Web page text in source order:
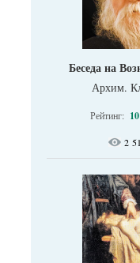
Беседа на
Архим.
Рейтинг: 10
2